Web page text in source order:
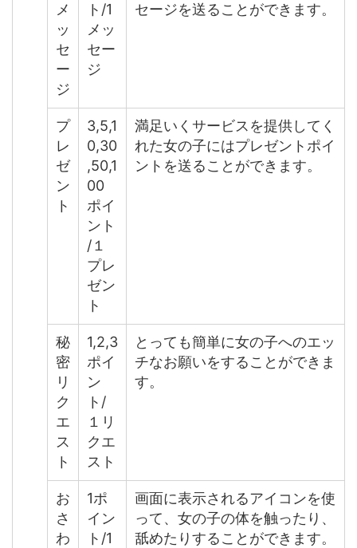
メ
ッ
セ
ー
ジ
ト/1
メッ
セー
ジ
セージを送ることができます。
プ
レ
ゼ
ン
ト
3,5,1
0,30
,50,1
00
ポイ
ント
/１
プレ
ゼン
ト
満足いくサービスを提供してく
れた女の子にはプレゼントポイ
ントを送ることができます。
秘
密
リ
ク
エ
ス
ト
1,2,3
ポイ
ン
ト/
１リ
クエ
スト
とっても簡単に女の子へのエッ
チなお願いをすることができま
す。
お
さ
わ
1ポ
イン
ト/1
画面に表示されるアイコンを使
って、女の子の体を触ったり、
舐めたりすることができます。